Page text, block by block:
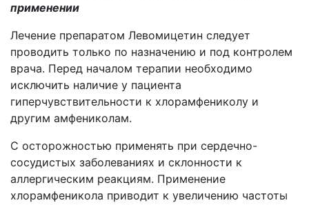
применении
Лечение препаратом Левомицетин следует
проводить только по назначению и под контролем
врача. Перед началом терапии необходимо
исключить наличие у пациента
гиперчувствительности к хлорамфениколу и
другим амфениколам.
С осторожностью применять при сердечно-
сосудистых заболеваниях и склонности к
аллергическим реакциям. Применение
хлорамфеникола приводит к увеличению частоты